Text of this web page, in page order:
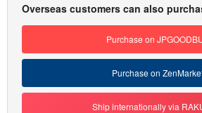
Overseas customers can also
Purchase on
Purchase on
Ship internationally via